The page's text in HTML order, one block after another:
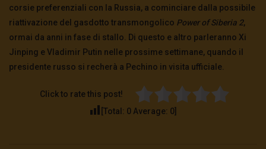
corsie preferenziali con la Russia, a cominciare dalla possibile
riattivazione del gasdotto transmongolico Power of Siberia 2,
ormai da anni in fase di stallo. Di questo e altro parleranno Xi
Jinping e Vladimir Putin nelle prossime settimane, quando il
presidente russo si recherà a Pechino in visita ufficiale.
Click to rate this post!
[Total: 0 Average: 0